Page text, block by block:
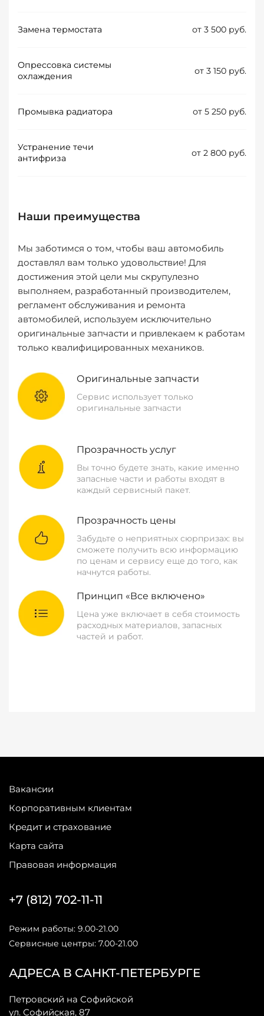
Замена термостата от 3 500 руб.
Опрессовка системы
охлаждения
от 3 150 руб.
Промывка радиатора от 5 250 руб.
Устранение течи
антифриза
от 2 800 руб.
Наши преимущества
Мы заботимся о том, чтобы ваш автомобиль
доставлял вам только удовольствие! Для
достижения этой цели мы скрупулезно
выполняем, разработанный производителем,
регламент обслуживания и ремонта
автомобилей, используем исключительно
оригинальные запчасти и привлекаем к работам
только квалифицированных механиков.
Оригинальные запчасти
Сервис использует только
оригинальные запчасти
Прозрачность услуг
Вы точно будете знать, какие именно
запасные части и работы входят в
каждый сервисный пакет.
Прозрачность цены
Забудьте о неприятных сюрпризах: вы
сможете получить всю информацию
по ценам и сервису еще до того, как
начнутся работы.
Принцип «Все включено»
Цена уже включает в себя стоимость
расходных материалов, запасных
частей и работ.
Вакансии
Корпоративным клиентам
Кредит и страхование
Карта сайта
Правовая информация
АДРЕСА В САНКТ-ПЕТЕРБУРГЕ
Петровский на Софийской
ул. Софийская, 87
+7 (812) 702-11-11
Режим работы: 9.00-21.00
Сервисные центры: 7.00-21.00